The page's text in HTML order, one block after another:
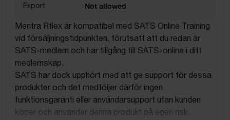
Export Not allowed
Mentra Rflex är kompatibel med SATS Online Training
vid försäljningstidpunkten, förutsatt att du redan är
SATS-medlem och har tillgång till SATS-online i ditt
medlemskap.
SATS har dock upphört med att ge support för dessa
produkter och det medföljer därför ingen
funktionsgaranti eller användarsupport utan kunden
köper och använder denna produkt på egen risk.